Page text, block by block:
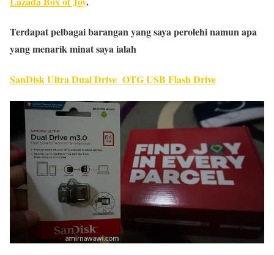
Terdapat pelbagai barangan yang saya perolehi namun apa
yang menarik minat saya ialah
SanDisk Ultra Dual Drive OTG USB Flash Drive